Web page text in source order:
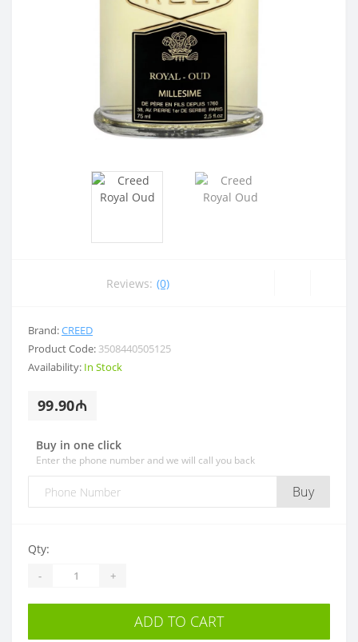
Reviews: (0)
Brand:CREED
Product Code: 3508440505125
Availability: In Stock
99.90₼
Buy in one click
Enter the phone number and we will call you back
Buy
Qty:
- +
ADD TO CART